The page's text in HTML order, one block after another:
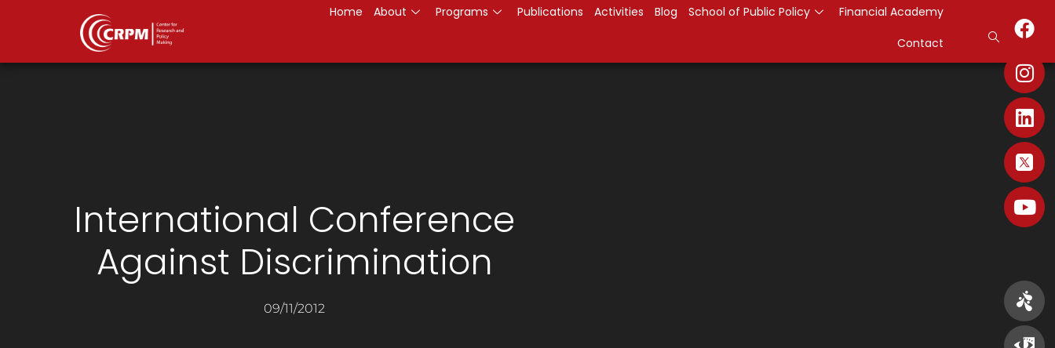
Home About Programs Publications Activities Blog School of Public Policy
Financial Academy
Contact
International Conference
Against Discrimination
09/11/2012